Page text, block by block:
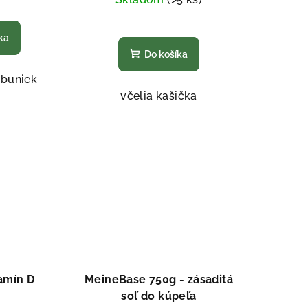
hodnotenie
produktu
je
5,0
Do košíka
včelia kašička
D
MeineBase 750g - zásaditá
soľ do kúpeľa